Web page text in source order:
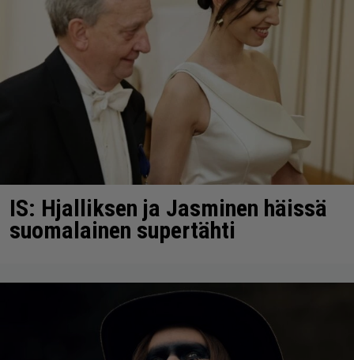
IS: Hjalliksen ja Jasminen häissä
suomalainen supertähti